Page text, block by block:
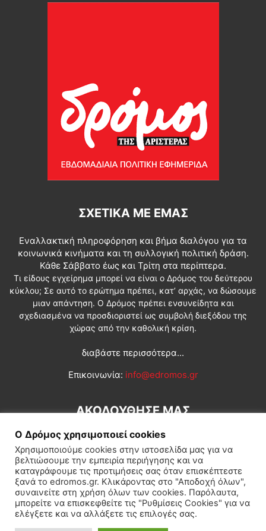
ΣΧΕΤΙΚΆ ΜΕ ΕΜΆΣ
Εναλλακτική πληροφόρηση και βήμα διαλόγου για τα
κοινωνικά κινήματα και τη συλλογική πολιτική δράση.
Κάθε Σάββατο έως και Τρίτη στα περίπτερα.
Τι είδους εγχείρημα μπορεί να είναι ο Δρόμος του δεύτερου
κύκλου; Σε αυτό το ερώτημα πρέπει, κατ’ αρχάς, να δώσουμε
μιαν απάντηση. Ο Δρόμος πρέπει ενσυνείδητα και
σχεδιασμένα να προσδιοριστεί ως συμβολή διεξόδου της
χώρας από την καθολική κρίση.
διαβάστε περισσότερα...
Επικοινωνία: info@edromos.gr
ΑΚΟΛΟΥΘΗΣΕ ΜΑΣ
Εγγραφή συνδρομητή Πολιτική Διεθνή Κοινωνία
Πολιτισμός Αφιερώματα
Ο Δρόμος χρησιμοποιεί cookies
Χρησιμοποιούμε cookies στην ιστοσελίδα μας για να
βελτιώσουμε την εμπειρία περιήγησης και να
καταγράφουμε τις προτιμήσεις σας όταν επισκέπτεστε
ξανά το edromos.gr. Κλικάροντας στο "Αποδοχή όλων",
συναινείτε στη χρήση όλων των cookies. Παρόλαυτα,
μπορείτε να επισκεφθείτε τις "Ρυθμίσεις Cookies" για να
ελέγξετε και να αλλάξετε τις επιλογές σας.